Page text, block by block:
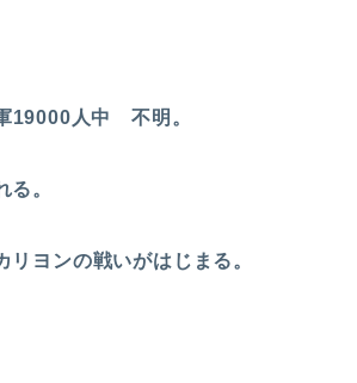
19000人中 不明。
。
ヨンの戦いがはじまる。